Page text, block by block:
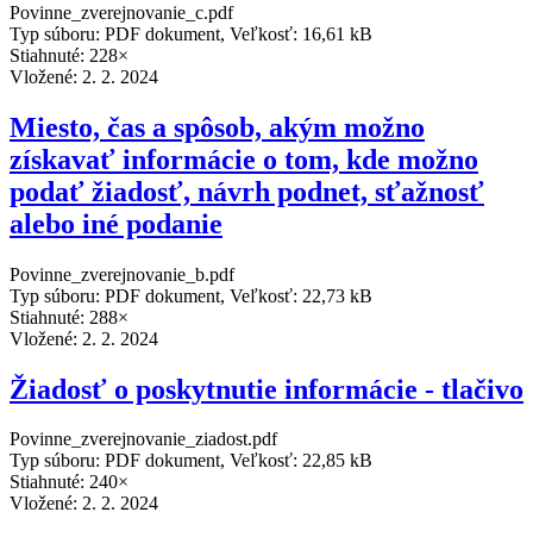
Povinne_zverejnovanie_c.pdf
Typ súboru: PDF dokument, Veľkosť: 16,61 kB
Stiahnuté: 228×
Vložené: 2. 2. 2024
Miesto, čas a spôsob, akým možno
získavať informácie o tom, kde možno
podať žiadosť, návrh podnet, sťažnosť
alebo iné podanie
Povinne_zverejnovanie_b.pdf
Typ súboru: PDF dokument, Veľkosť: 22,73 kB
Stiahnuté: 288×
Vložené: 2. 2. 2024
Žiadosť o poskytnutie informácie - tlačivo
Povinne_zverejnovanie_ziadost.pdf
Typ súboru: PDF dokument, Veľkosť: 22,85 kB
Stiahnuté: 240×
Vložené: 2. 2. 2024